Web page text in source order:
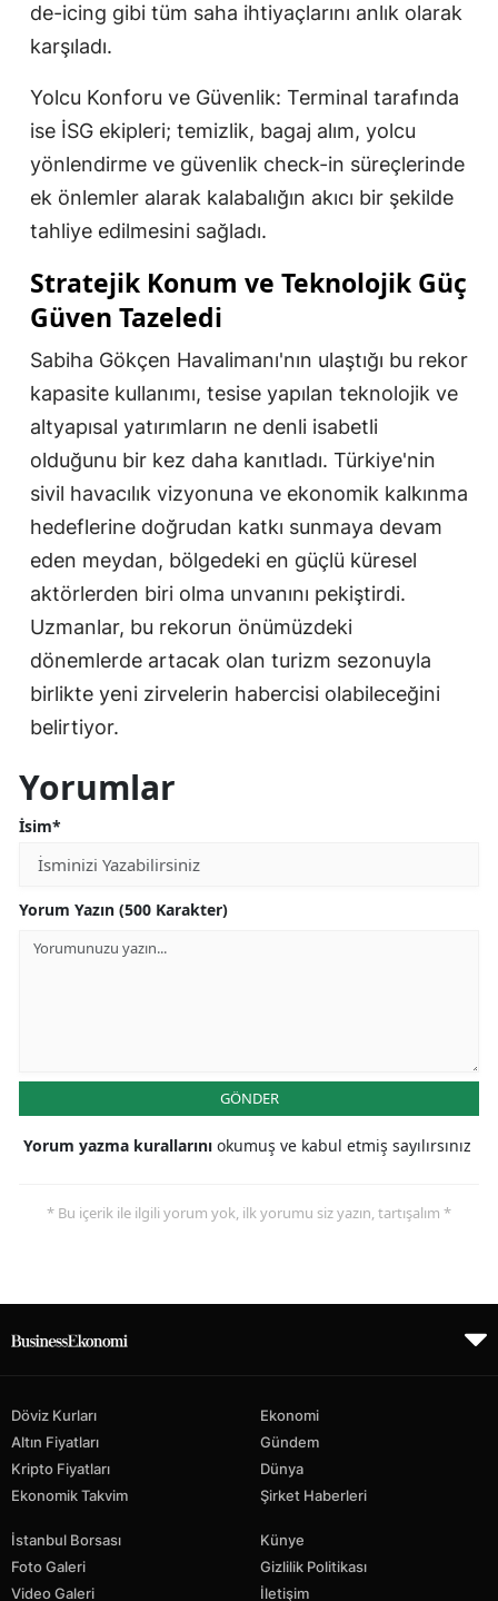
de-icing gibi tüm saha ihtiyaçlarını anlık olarak
karşıladı.
Yolcu Konforu ve Güvenlik: Terminal tarafında
ise İSG ekipleri; temizlik, bagaj alım, yolcu
yönlendirme ve güvenlik check-in süreçlerinde
ek önlemler alarak kalabalığın akıcı bir şekilde
tahliye edilmesini sağladı.
Stratejik Konum ve Teknolojik Güç
Güven Tazeledi
Sabiha Gökçen Havalimanı'nın ulaştığı bu rekor
kapasite kullanımı, tesise yapılan teknolojik ve
altyapısal yatırımların ne denli isabetli
olduğunu bir kez daha kanıtladı. Türkiye'nin
sivil havacılık vizyonuna ve ekonomik kalkınma
hedeflerine doğrudan katkı sunmaya devam
eden meydan, bölgedeki en güçlü küresel
aktörlerden biri olma unvanını pekiştirdi.
Uzmanlar, bu rekorun önümüzdeki
dönemlerde artacak olan turizm sezonuyla
birlikte yeni zirvelerin habercisi olabileceğini
belirtiyor.
Yorumlar
İsim*
Yorum Yazın (500 Karakter)
GÖNDER
Yorum yazma kurallarını okumuş ve kabul etmiş sayılırsınız
* Bu içerik ile ilgili yorum yok, ilk yorumu siz yazın, tartışalım *
Döviz Kurları
Altın Fiyatları
Kripto Fiyatları
Ekonomik Takvim
Ekonomi
Gündem
Dünya
Şirket Haberleri
İstanbul Borsası
Foto Galeri
Video Galeri
Künye
Gizlilik Politikası
İletişim